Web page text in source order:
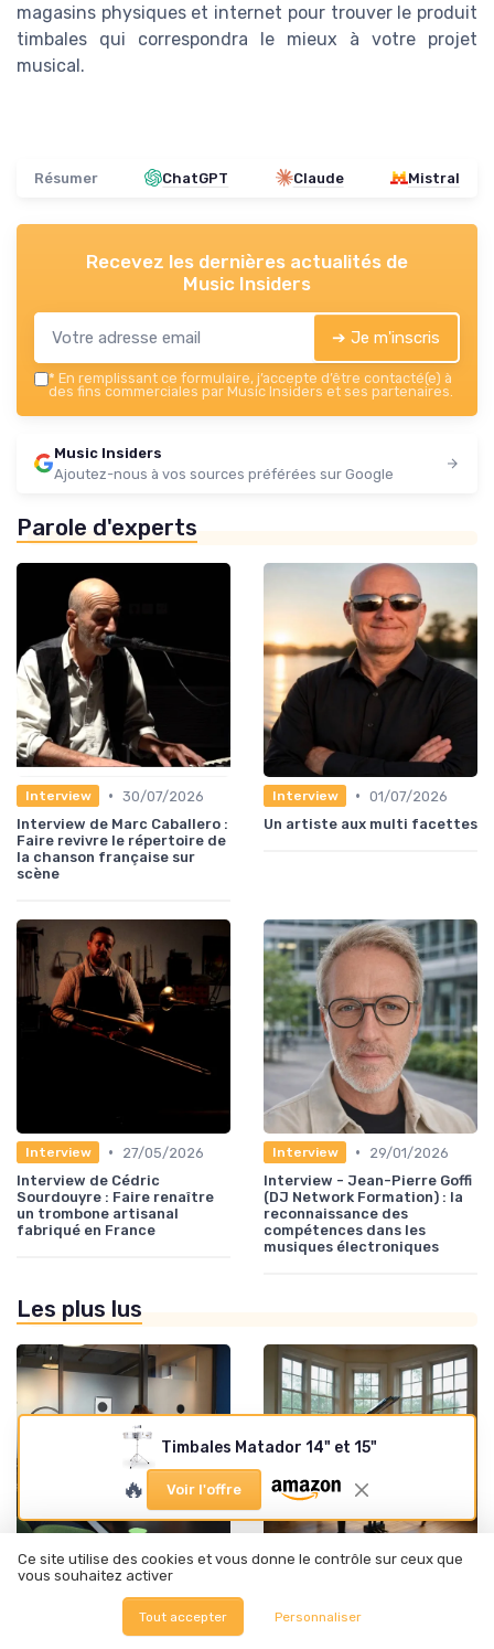
magasins physiques et internet pour trouver le produit
timbales qui correspondra le mieux à votre projet
musical.
Résumer ChatGPT Claude Mistral
Recevez les dernières actualités de
Music Insiders
➔ Je m'inscris
* En remplissant ce formulaire, j’accepte d’être contacté(e) à
des fins commerciales par Music Insiders et ses partenaires.
Music Insiders
Ajoutez-nous à vos sources préférées sur Google
Parole d'experts
Interview • 30/07/2026
Interview de Marc Caballero :
Faire revivre le répertoire de
la chanson française sur
scène
Interview • 01/07/2026
Un artiste aux multi facettes
Interview •
27/05/2026
Interview de Cédric
Sourdouyre : Faire renaître
un trombone artisanal
fabriqué en France
Interview •
29/01/2026
Interview - Jean-Pierre Goffi
(DJ Network Formation) : la
reconnaissance des
compétences dans les
musiques électroniques
Les plus lus
Guitares électriques et acoustiques • 22/06/2025
Les différences fascinantes
entre le violoncelle et la
les gammes piano pdf pour
Timbales Matador 14" et 15"
🔥 Voir l'offre
Ce site utilise des cookies et vous donne le contrôle sur ceux que
vous souhaitez activer
Tout accepter Personnaliser